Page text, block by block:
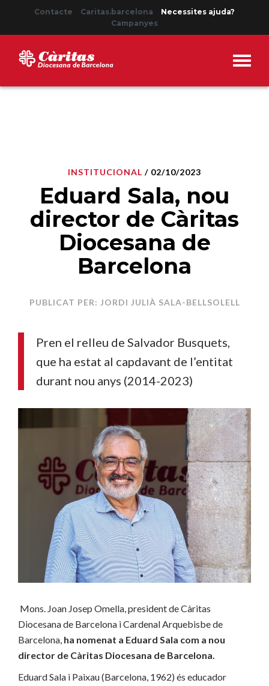
Contacte Caritas.barcelona
Necessites ajuda?
Campanyes
INSTITUCIONAL / 02/10/2023
Eduard Sala, nou
director de Càritas
Diocesana de
Barcelona
PUBLICAT PER: JORDI JULIÀ SALA-BELLSOLELL
Pren el relleu de Salvador Busquets,
que ha estat al capdavant de l’entitat
durant nou anys (2014-2023)
Mons. Joan Josep Omella, president de Càritas
Diocesana de Barcelona i Cardenal Arquebisbe de
Barcelona, ha nomenat a Eduard Sala com a nou
director de Càritas Diocesana de Barcelona.
Eduard Sala i Paixau (Barcelona, 1962) és educador